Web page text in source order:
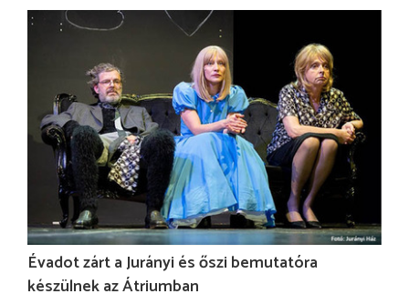
Évadot zárt a Jurányi és őszi bemutatóra
készülnek az Átriumban